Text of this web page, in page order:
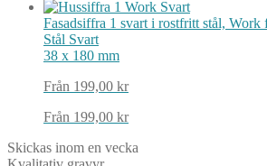
Fasadsiffra 1 svart i rostfritt stål, Work
Stål Svart
38 x 180 mm
Från 199,00 kr
Från 199,00 kr
Skickas inom en vecka